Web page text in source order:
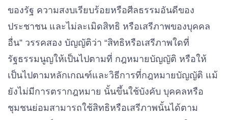
ของรัฐ ความสงบเรียบร้อยหรือศีลธรรมอันดีของ
ประชาชน และไม่ละเมิดสิทธิ หรือเสรีภาพของบุคคล
อื่น” วรรคสอง บัญญัติว่า “สิทธิหรือเสรีภาพใดที่
รัฐธรรมนูญให้เป็นไปตามที่ กฎหมายบัญญัติ หรือให้
เป็นไปตามหลักเกณฑ์และวิธีการที่กฎหมายบัญญัติ แม้
ยังไม่มีการตรากฎหมาย นั้นขึ้นใช้บังคับ บุคคลหรือ
ชุมชนย่อมสามารถใช้สิทธิหรือเสรีภาพนั้นได้ตาม